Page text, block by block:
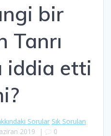
bir
Tanrı
iddia etti
Sorular Sık Sorulan
2019 | 0